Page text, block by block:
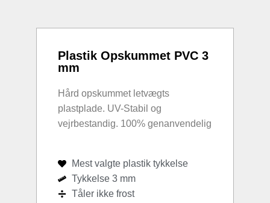
Plastik Opskummet PVC 3
mm
Hård opskummet letvægts
plastplade. UV-Stabil og
vejrbestandig. 100% genanvendelig
Mest valgte plastik tykkelse
Tykkelse 3 mm
Tåler ikke frost